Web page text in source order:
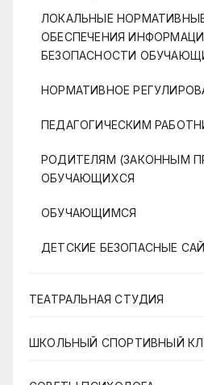
ЛОКАЛЬНЫЕ
ОБЕСПЕЧЕНИЯ
БЕЗОПАСНОСТИ
НОРМАТИВНОЕ
ПЕДАГОГИЧЕСКИМ
РОДИТЕЛЯМ (ЗАКОННЫМ
ОБУЧАЮЩИХСЯ
ОБУЧАЮЩИМСЯ
ДЕТСКИЕ БЕЗОПАСНЫЕ
ТЕАТРАЛЬНАЯ СТУДИЯ
ШКОЛЬНЫЙ СПОРТИВНЫЙ